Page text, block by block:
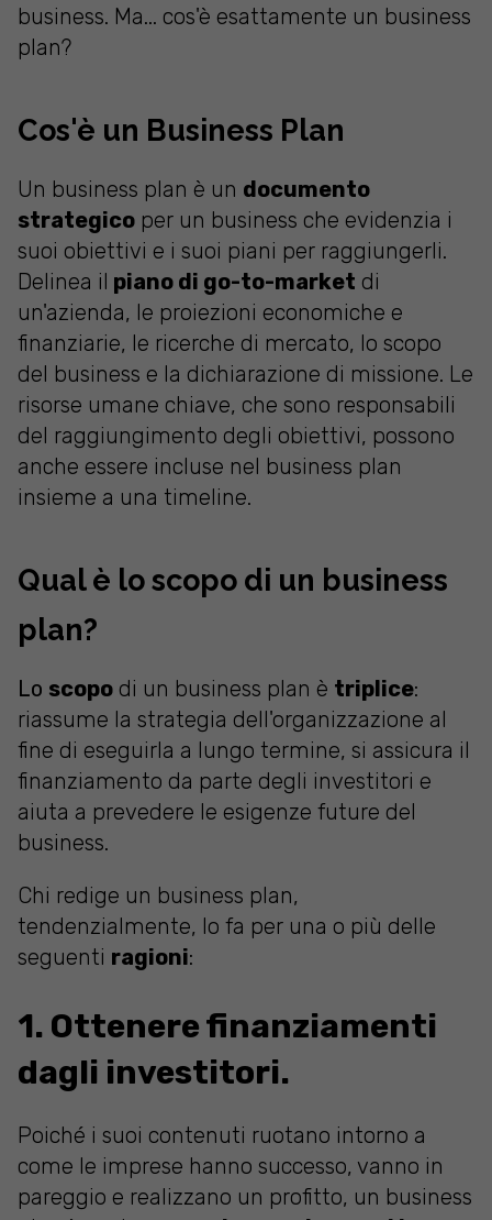
business. Ma... cos'è esattamente un business
plan?
Cos'è un Business Plan
Un business plan è un documento
strategico per un business che evidenzia i
suoi obiettivi e i suoi piani per raggiungerli.
Delinea il piano di go-to-market di
un'azienda, le proiezioni economiche e
finanziarie, le ricerche di mercato, lo scopo
del business e la dichiarazione di missione. Le
risorse umane chiave, che sono responsabili
del raggiungimento degli obiettivi, possono
anche essere incluse nel business plan
insieme a una timeline.
Qual è lo scopo di un business
plan?
Lo scopo di un business plan è triplice:
riassume la strategia dell'organizzazione al
fine di eseguirla a lungo termine, si assicura il
finanziamento da parte degli investitori e
aiuta a prevedere le esigenze future del
business.
Chi redige un business plan,
tendenzialmente, lo fa per una o più delle
seguenti ragioni:
1. Ottenere finanziamenti
dagli investitori.
Poiché i suoi contenuti ruotano intorno a
come le imprese hanno successo, vanno in
pareggio e realizzano un profitto, un business